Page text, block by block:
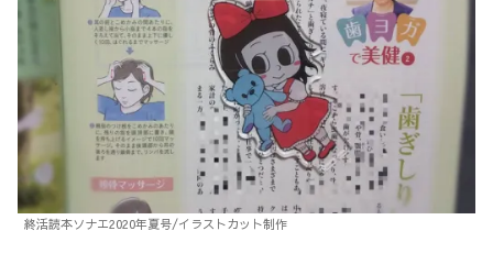
終活読本ソナエ2020年夏号/イラストカット制作